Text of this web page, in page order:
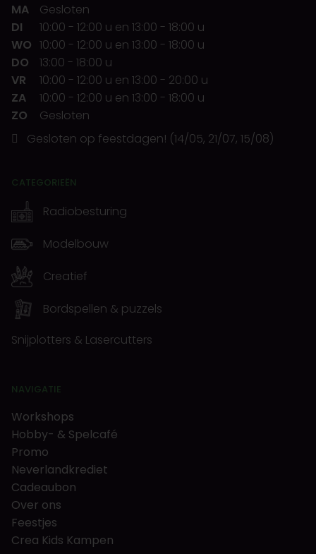
MA
Gesloten
DI
10:00 - 12:00 u en 13:00 - 18:00 u
WO 10:00 - 12:00 u en 13:00 - 18:00 u
DO
13:00 - 18:00 u
VR
10:00 - 12:00 u en 13:00 - 20:00 u
ZA
10:00 - 12:00 u en 13:00 - 18:00 u
ZO
Gesloten
Gesloten op feestdagen! (14/05, 21/07, 15/08)
CATEGORIEËN
Radiobesturing
Modelbouw
Creatief
Bordspellen & puzzels
Snijplotters & Lasercutters
NAVIGATIE
Workshops
Hobby- & Spelcafé
Promo
Neverlandkrediet
Cadeaubon
Over ons
Feestjes
Crea Kids Kampen